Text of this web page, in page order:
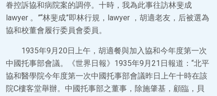
眷控訴協和病院案的調停。十時，我為此事往訪林斐成
lawyer 。”“林斐成”即林行規，lawyer ，胡適老友，后被選為
協和校董會履行委員會委員。
1935年9月20日上午，胡適餐與加入協和今年度第一次
中國托事部會議。《世界日報》1935年9月21日報道：“北平
協和醫學院今年度第一次中國托事部會議昨日上午十時在該
院C樓客堂舉辦。中國托事部之董事，除施肇基，顧臨，貝